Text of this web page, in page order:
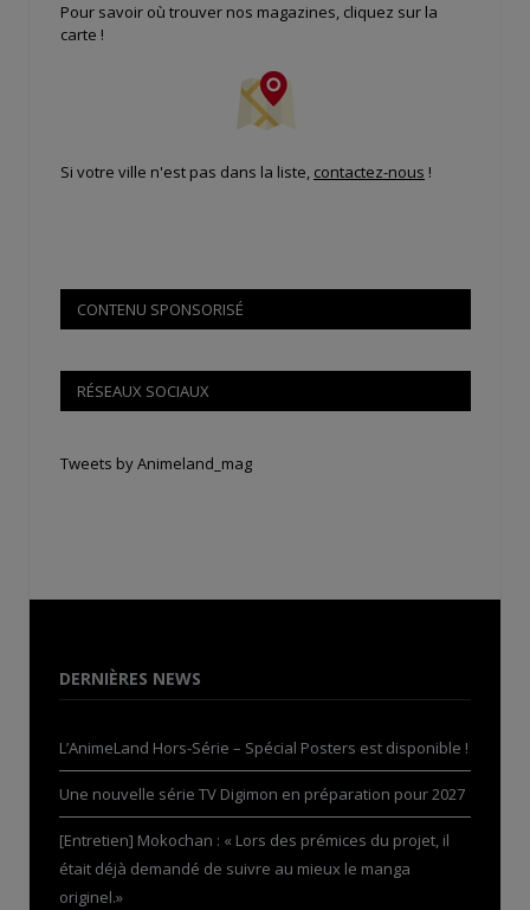
Pour savoir où trouver nos magazines, cliquez sur la
carte !
Si votre ville n'est pas dans la liste, contactez-nous !
CONTENU SPONSORISÉ
RÉSEAUX SOCIAUX
Tweets by Animeland_mag
DERNIÈRES NEWS
L’AnimeLand Hors-Série – Spécial Posters est disponible !
Une nouvelle série TV Digimon en préparation pour 2027
[Entretien] Mokochan : « Lors des prémices du projet, il
était déjà demandé de suivre au mieux le manga
originel.»